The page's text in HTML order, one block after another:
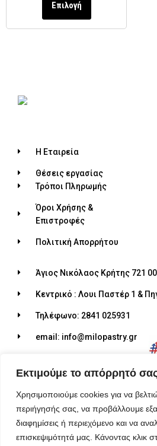
Εκτιμούμε το απόρρητό
Χρησιμοποιούμε cookies για να
περιήγησής σας, να προβάλλουμε
διαφημίσεις ή περιεχόμενο και να
επισκεψιμότητά μας. Κάνοντας κλικ
Επιλογή
Η Εταιρεία
Θέσεις εργασίας
Τρόποι Πληρωμής
Όροι Χρήσης &
Επιστροφές
Πολιτική Απορρήτου
Άγιος Νικόλαος Κρήτης 721 00
Κεντρικό : Λουι Παστέρ 1 &
Τηλέφωνο: 2841 025931
email: info@milopastry.gr
© 2026 ALL RIGHTS